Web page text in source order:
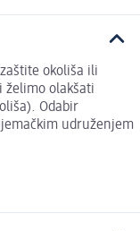
okoliša ili
želimo olakšati
Odabir
udruženjem